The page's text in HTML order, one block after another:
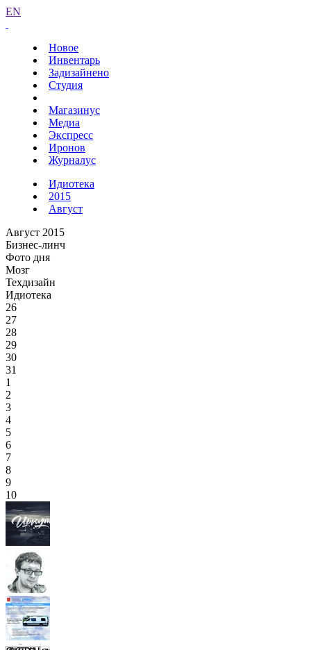
EN
Новое
Инвентарь
Задизайнено
Студия
Магазинус
Медиа
Экспресс
Иронов
Журналус
Идиотека
2015
Август
Август 2015
Бизнес-линч
Фото дня
Мозг
Техдизайн
Идиотека
26
27
28
29
30
31
1
2
3
4
5
6
7
8
9
10